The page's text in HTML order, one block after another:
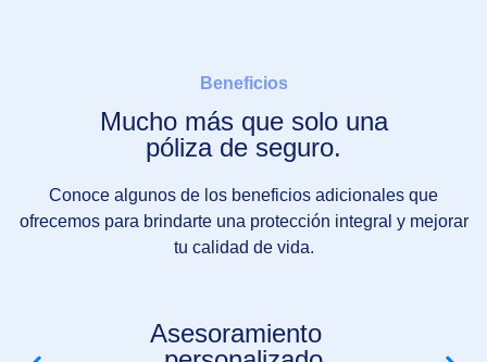
Beneficios
Mucho más que solo una
póliza de seguro.
Conoce algunos de los beneficios adicionales que
ofrecemos para brindarte una protección integral y mejorar
tu calidad de vida.
Asesoramiento